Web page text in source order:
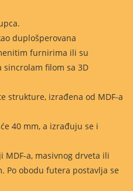
duplošperovana
furnirima ili su
filom sa 3D
strukture, izrađena od MDF-a
40 mm, a izrađuju se i
a, masivnog drveta ili
Po obodu futera postavlja se